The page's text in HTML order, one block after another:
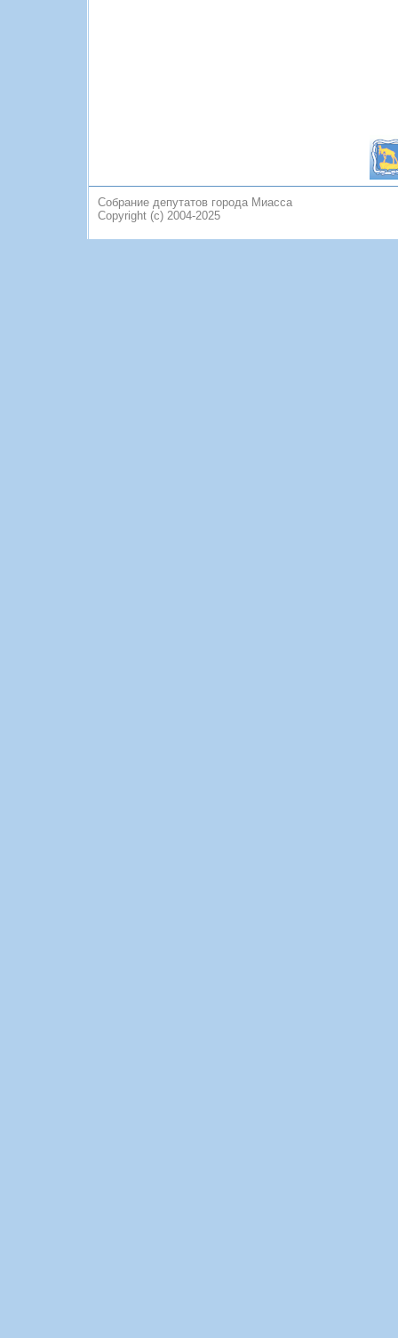
Собрание депутатов города Миасса
Copyright (c) 2004-2025